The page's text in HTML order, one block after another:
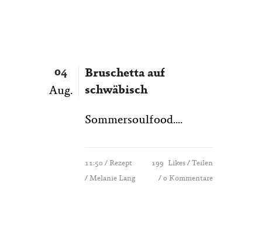
04
Aug.
Bruschetta auf
schwäbisch
Sommersoulfood....
11:50 / Rezept
/ Melanie Lang
199 Likes
Teilen
0 Kommentare